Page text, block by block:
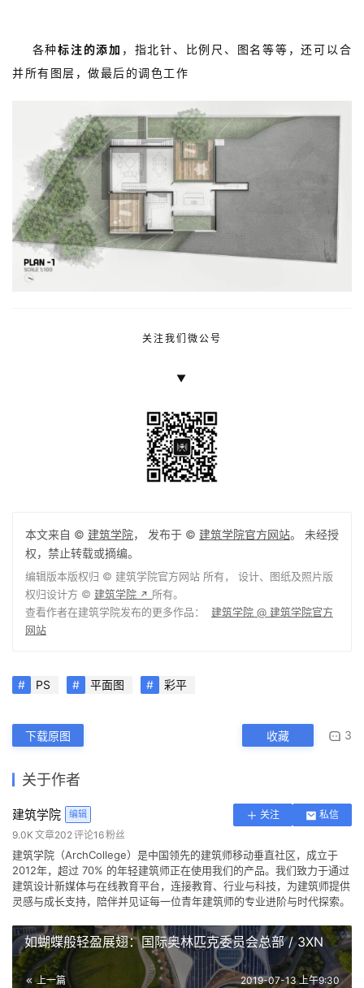
各种标注的添加 ，指北针、比例尺、图名等等，还可以合
并所有图层，做最后的调色工作
关注我们微公号
▼
本文来自 © 建筑学院， 发布于 © 建筑学院官方网站。 未经授
权，禁止转载或摘编。
编辑版本版权归 © 建筑学院官方网站 所有， 设计、图纸及照片版
权归设计方 © 建筑学院 ↗ 所有。
查看作者在建筑学院发布的更多作品： 建筑学院 @ 建筑学院官方
网站
PS 平面图 彩平
下载原图 收藏 3
关于作者
建筑学院 编辑 关注
私信
9.0K 文章202评论16粉丝
建筑学院（ArchCollege）是中国领先的建筑师移动垂直社区，成立于
2012年，超过 70% 的年轻建筑师正在使用我们的产品。我们致力于通过
建筑设计新媒体与在线教育平台，连接教育、行业与科技，为建筑师提供
灵感与成长支持，陪伴并见证每一位青年建筑师的专业进阶与时代探索。
如蝴蝶般轻盈展翅：国际奥林匹克委员会总部 / 3XN
上一篇 2019-07-13 上午9:30